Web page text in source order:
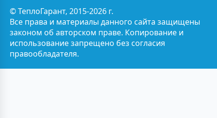
© ТеплоГарант, 2015-2026 г.
Все права и материалы данного сайта защищены
законом об авторском праве. Копирование и
использование запрещено без согласия
правообладателя.